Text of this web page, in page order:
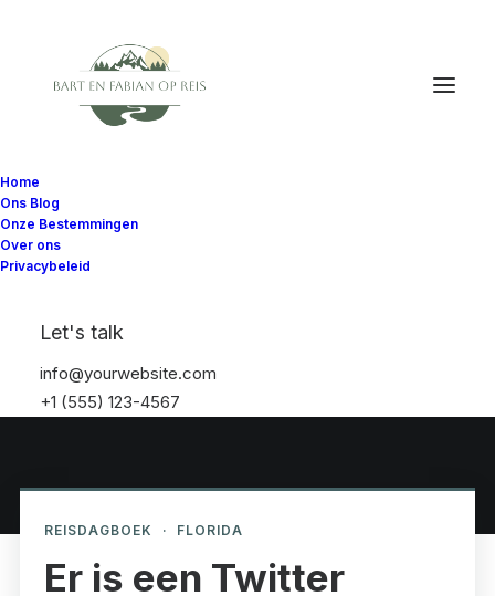
Home
Ons Blog
Onze Bestemmingen
Over ons
Privacybeleid
Let's talk
info@yourwebsite.com
+1 (555) 123-4567
REISDAGBOEK · FLORIDA
Er is een Twitter